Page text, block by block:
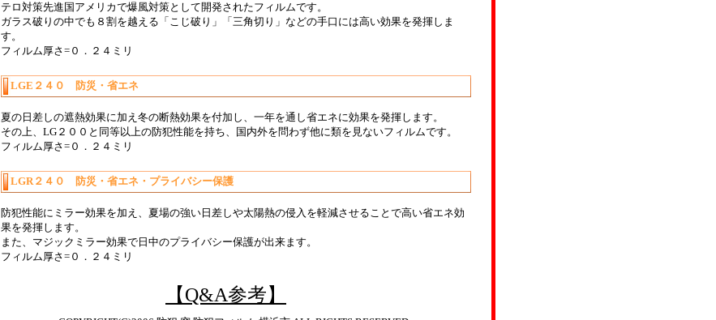
テロ対策先進国アメリカで爆風対策として開発されたフィルムです。
ガラス破りの中でも８割を越える「こじ破り」「三角切り」などの手口には高い効果を発揮しま
す。
フィルム厚さ=０．２４ミリ
LGE２４０ 防災・省エネ
夏の日差しの遮熱効果に加え冬の断熱効果を付加し、一年を通し省エネに効果を発揮します。
その上、LG２００と同等以上の防犯性能を持ち、国内外を問わず他に類を見ないフィルムです。
フィルム厚さ=０．２４ミリ
LGR２４０ 防災・省エネ・プライバシー保護
防犯性能にミラー効果を加え、夏場の強い日差しや太陽熱の侵入を軽減させることで高い省エネ効
果を発揮します。
また、マジックミラー効果で日中のプライバシー保護が出来ます。
フィルム厚さ=０．２４ミリ
【Q&A参考】